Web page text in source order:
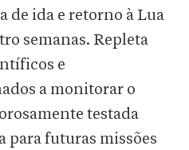
de ida e retorno à Lua
semanas. Repleta
e
a monitorar o
testada
para futuras missões